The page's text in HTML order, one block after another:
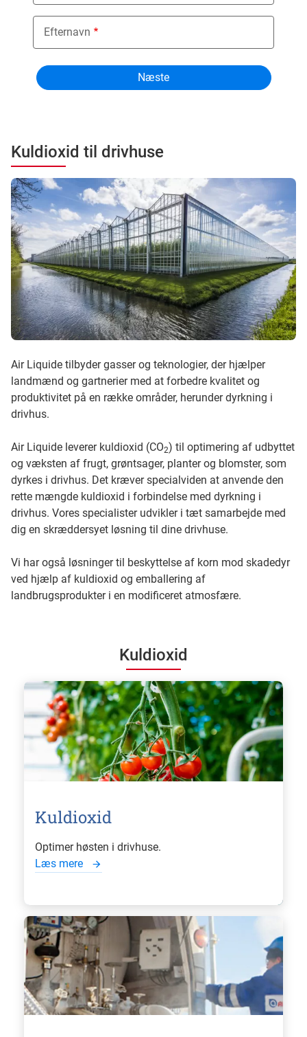
Kuldioxid til drivhuse
Air Liquide tilbyder gasser og teknologier, der hjælper
landmænd og gartnerier med at forbedre kvalitet og
produktivitet på en række områder, herunder dyrkning i
drivhus.
Air Liquide leverer kuldioxid (CO2) til optimering af udbyttet
og væksten af frugt, grøntsager, planter og blomster, som
dyrkes i drivhus. Det kræver specialviden at anvende den
rette mængde kuldioxid i forbindelse med dyrkning i
drivhus. Vores specialister udvikler i tæt samarbejde med
dig en skræddersyet løsning til dine drivhuse.
Vi har også løsninger til beskyttelse af korn mod skadedyr
ved hjælp af kuldioxid og emballering af
landbrugsprodukter i en modificeret atmosfære.
Kuldioxid
Kuldioxid
Optimer høsten i drivhuse.
Læs mere
Efternavn